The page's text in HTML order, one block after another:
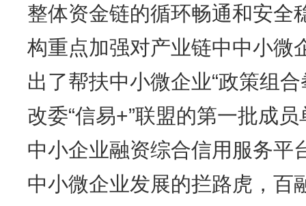
整体资金链的循环畅通和安全
构重点加强对产业链中中小微
出了帮扶中小微企业“政策组
改委“信易+”联盟的第一批成
中小企业融资综合信用服务平
中小微企业发展的拦路虎，百